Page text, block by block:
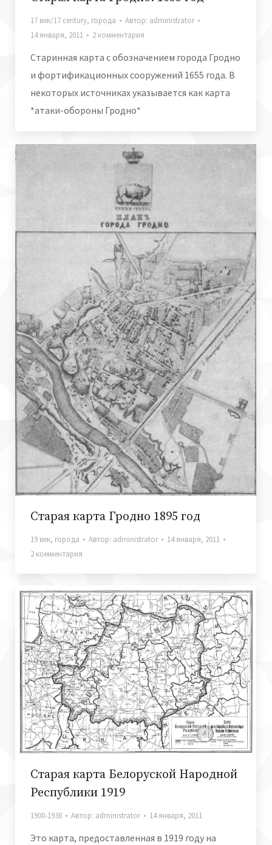
17 век/17 century, города Автор: administrator
14 января, 2011
2 комментария
Старинная карта с обозначением города Гродно
и фортификационных сооружений 1655 года. В
некоторых источниках указывается как карта
*атаки-обороны Гродно*
Старая карта Гродно 1895 год
19 век, города Автор: administrator
14 января, 2011
2 комментария
Старая карта Белоруской Народной
Республики 1919
1900-1938 Автор: administrator 14 января, 2011
Это карта, предоставленная в 1919 году на